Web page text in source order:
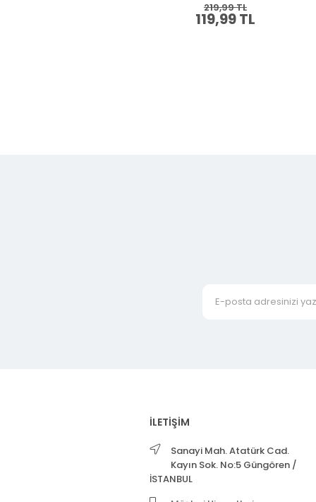
119,99 TL
219,99 TL
İLETİŞİM
Sanayi Mah. Atatürk Cad.
Kayın Sok. No:5 Güngören /
İSTANBUL